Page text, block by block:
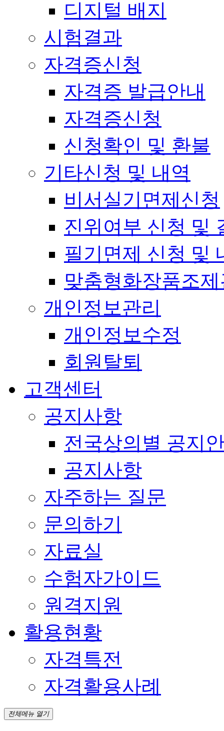
디지털 배지
시험결과
자격증신청
자격증 발급안내
자격증신청
신청확인 및 환불
기타신청 및 내역
비서실기면제신청
진위여부 신청 및
필기면제 신청 및
맞춤형화장품조
개인정보관리
개인정보수정
회원탈퇴
고객센터
공지사항
전국상의별 공지
공지사항
자주하는 질문
문의하기
자료실
수험자가이드
원격지원
활용현황
자격특전
자격활용사례
전체메뉴 열기